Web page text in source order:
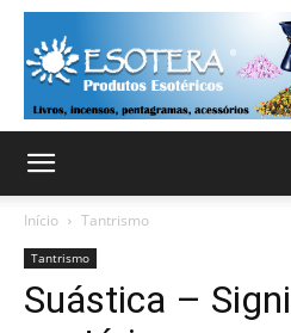
Início Tantrismo
Tantrismo
Suástica –